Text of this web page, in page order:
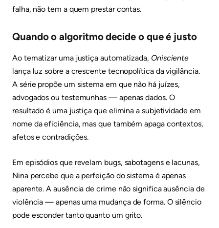
falha, não tem a quem prestar contas.
Quando o algoritmo decide o que é justo
Ao tematizar uma justiça automatizada, Onisciente
lança luz sobre a crescente tecnopolítica da vigilância.
A série propõe um sistema em que não há juízes,
advogados ou testemunhas — apenas dados. O
resultado é uma justiça que elimina a subjetividade em
nome da eficiência, mas que também apaga contextos,
afetos e contradições.
Em episódios que revelam bugs, sabotagens e lacunas,
Nina percebe que a perfeição do sistema é apenas
aparente. A ausência de crime não significa ausência de
violência — apenas uma mudança de forma. O silêncio
pode esconder tanto quanto um grito.